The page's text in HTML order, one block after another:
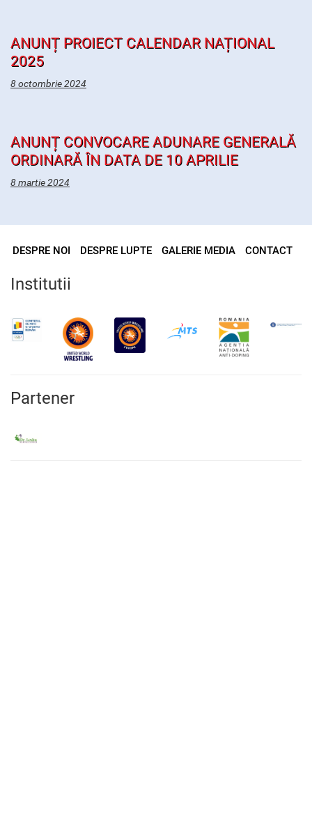
ANUNȚ PROIECT CALENDAR NAȚIONAL
2025
8 octombrie 2024
ANUNȚ CONVOCARE ADUNARE GENERALĂ
ORDINARĂ ÎN DATA DE 10 APRILIE
8 martie 2024
DESPRE NOI DESPRE LUPTE GALERIE MEDIA CONTACT
Institutii
Partener